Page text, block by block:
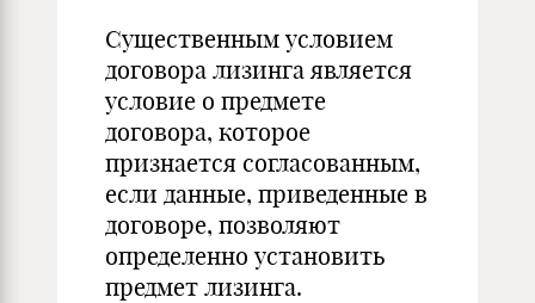
Существенным условием
договора лизинга является
условие о предмете
договора, которое
признается согласованным,
если данные, приведенные в
договоре, позволяют
определенно установить
предмет лизинга.